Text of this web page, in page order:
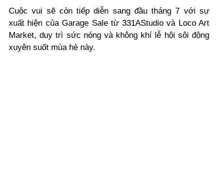
Cuộc vui sẽ còn tiếp diễn sang đầu tháng 7 với sự
xuất hiện của Garage Sale từ 331AStudio và Loco Art
Market, duy trì sức nóng và không khí lễ hội sôi động
xuyên suốt mùa hè này.